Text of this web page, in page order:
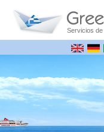
Servicios